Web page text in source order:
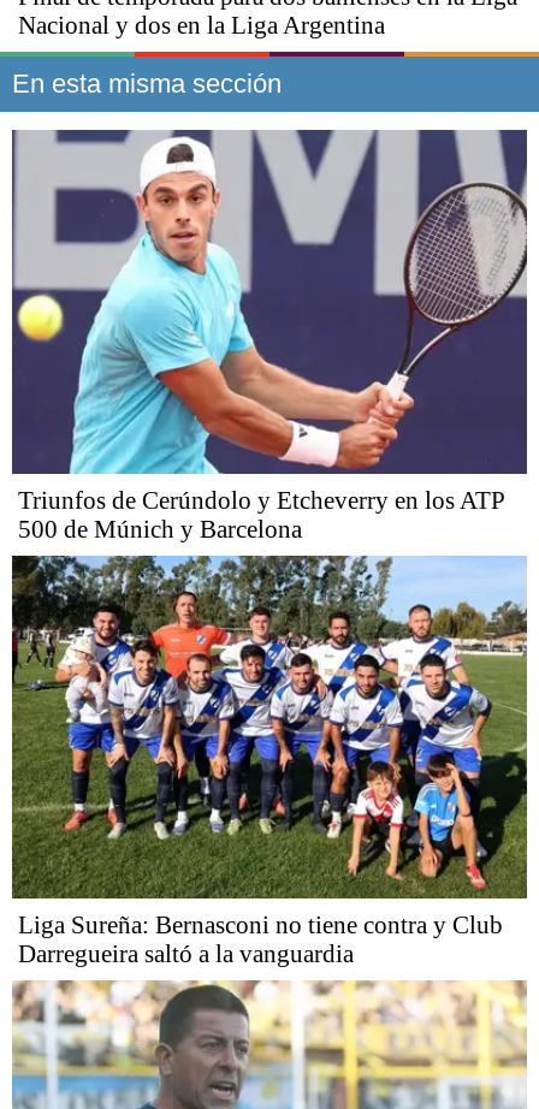
Nacional y dos en la Liga Argentina
En esta misma sección
Triunfos de Cerúndolo y Etcheverry en los ATP
500 de Múnich y Barcelona
Liga Sureña: Bernasconi no tiene contra y Club
Darregueira saltó a la vanguardia